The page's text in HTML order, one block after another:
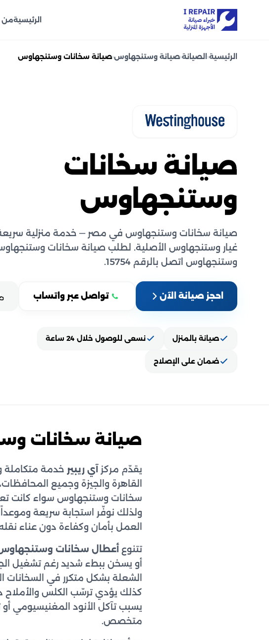
الرئيسيةمن
الرئيسية‹ الصيانة‹صيانة وستنجهاوس‹صيانة سخانات وستنجهاوس
صيانة سخانات
وستنجهاوس
صيانة سخانات وستنجهاوس في مصر — خدمة منزلية
غيار وستنجهاوس الأصلية. لطلب صيانة سخانات
وستنجهاوس اتصل بالرقم 15754.
احجز صيانة الآن تواصل عبر واتساب
صيانة بالمنزل نسعى للوصول خلال 24 ساعة
ضمان على الإصلاح
صيانة سخانات
يقدّم مركز آي ريبير خدمة
القاهرة والجيزة وجميع
سخانات وستنجهاوس سواء كانت
العمل بأمان وكفاءة دون عناء
تتنوع أعطال سخانات
أو يسخن ببطء شديد رغم تشغيل
الشعلة بشكل متكرر في السخانات
كذلك يؤدي ترسّب الكلس والأملاح
يسبب تآكل الأنود المغنيسيومي
متخصص.